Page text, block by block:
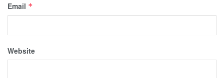
Email *
Website